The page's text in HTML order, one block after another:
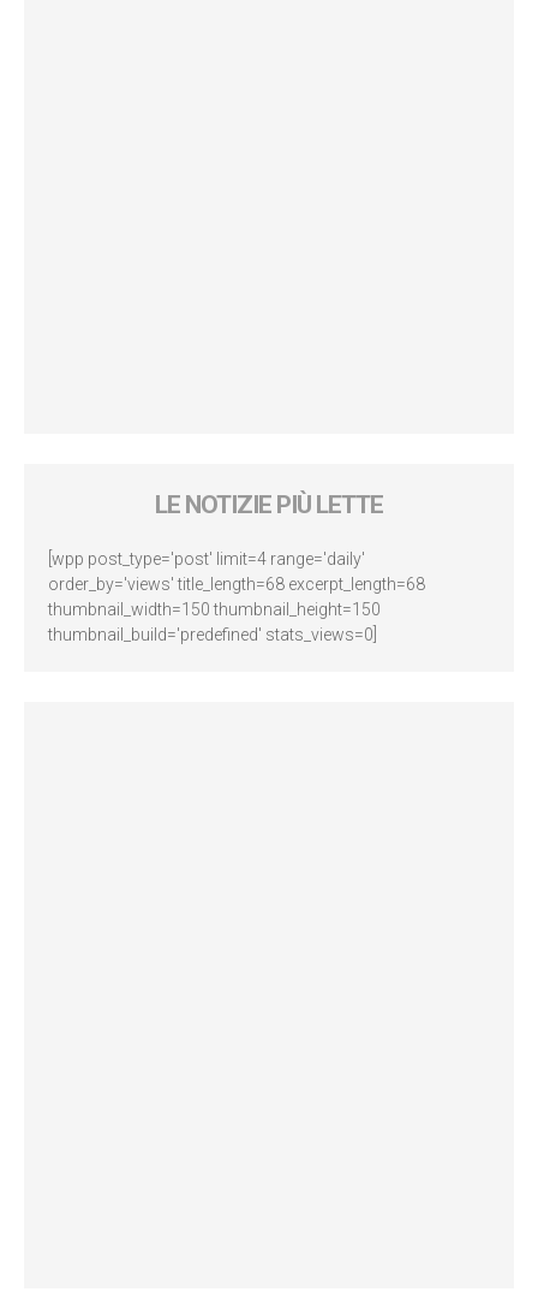
LE NOTIZIE PIÙ LETTE
[wpp post_type='post' limit=4 range='daily'
order_by='views' title_length=68 excerpt_length=68
thumbnail_width=150 thumbnail_height=150
thumbnail_build='predefined' stats_views=0]